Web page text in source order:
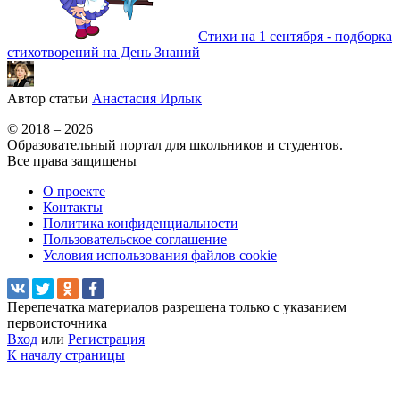
Стихи на 1 сентября - подборка
стихотворений на День Знаний
Автор статьи Анастасия Ирлык
© 2018 – 2026
Образовательный портал для школьников и студентов.
Все права защищены
О проекте
Контакты
Политика конфиденциальности
Пользовательское соглашение
Условия использования файлов cookie
Перепечатка материалов разрешена только с указанием
первоисточника
Вход или Регистрация
К началу страницы